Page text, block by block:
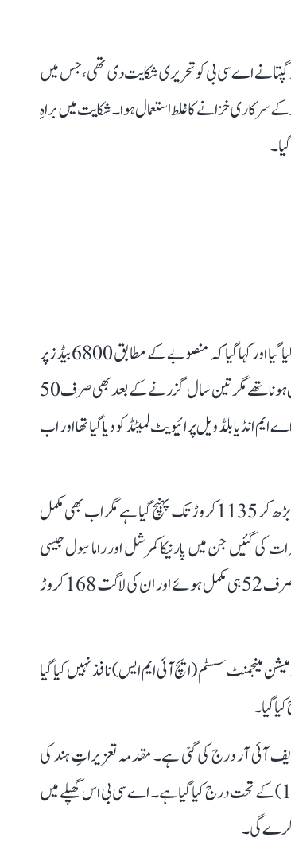
لیڈر وجیندر گپتا نے اے سی بی کو تحریری شکایت دی تھی، جس میں
کے سرکاری خزانے کا غلط استعمال ہوا۔ شکایت میں براہِ
آئی سی یو ہسپتال منصوبے میں سب سے زیادہ بے ضابطگیوں کا الزام عائد کیا گیا اور کہا گیا کہ منصوبے کے مطابق 6800 بیڈز پر
مشتمل 7 آئی سی یو ہسپتال 1125 کروڑ روپے کی لاگت سے چھ ماہ میں مکمل ہونا تھے مگر تین سال گزرنے کے بعد بھی صرف 50
ایس اے ایم انڈیا بلڈویل پرائیویٹ لمیٹڈ کو دیا گیا تھا اور اب
اسی طرح الزام ہے کہ ایل این جے پی ہسپتال کا نیا بلاک 488 کروڑ سے بڑھ کر 1135 کروڑ تک پہنچ گیا ہے مگر اب بھی مکمل
کی گئیں جن میں پارنیکا کمرشل اور راما سِول جیسی
کمپنیاں شامل ہیں۔ پولی کلینک منصوبے کے تحت 94 کلینک بننے تھے مگر صرف 52 ہی مکمل ہوئے اور ان کی لاگت 168 کروڑ
مینجمنٹ سسٹم (ایچ آئی ایم ایس) نافذ نہیں کیا گیا
گیا۔
کے بعد ایف آئی آر درج کی گئی ہے۔ مقدمہ تعزیراتِ ہند کی
دفعات 409، 420، 120-بی اور انسدادِ بدعنوانی ایکٹ کی دفعہ 13(1) کے تحت درج کیا گیا ہے۔ اے سی بی اس گھپلے میں
کرے گی۔